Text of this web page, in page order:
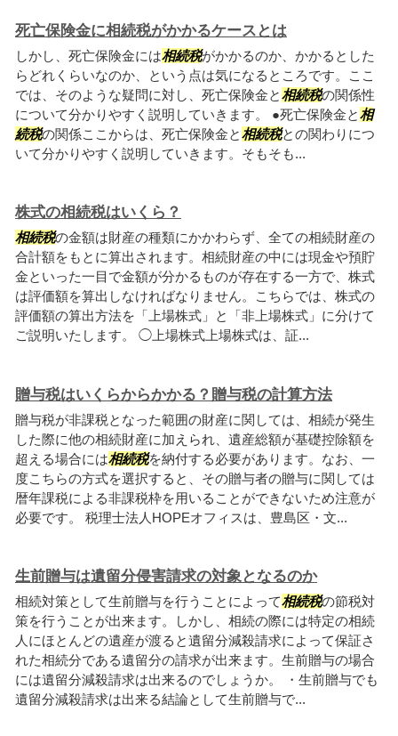
死亡保険金に相続税がかかるケースとは
しかし、死亡保険金には相続税がかかるのか、かかるとした
らどれくらいなのか、という点は気になるところです。ここ
では、そのような疑問に対し、死亡保険金と相続税の関係性
について分かりやすく説明していきます。 ●死亡保険金と相
続税の関係ここからは、死亡保険金と相続税との関わりにつ
いて分かりやすく説明していきます。そもそも...
株式の相続税はいくら？
相続税の金額は財産の種類にかかわらず、全ての相続財産の
合計額をもとに算出されます。相続財産の中には現金や預貯
金といった一目で金額が分かるものが存在する一方で、株式
は評価額を算出しなければなりません。こちらでは、株式の
評価額の算出方法を「上場株式」と「非上場株式」に分けて
ご説明いたします。 ◯上場株式上場株式は、証...
贈与税はいくらからかかる？贈与税の計算方法
贈与税が非課税となった範囲の財産に関しては、相続が発生
した際に他の相続財産に加えられ、遺産総額が基礎控除額を
超える場合には相続税を納付する必要があります。なお、一
度こちらの方式を選択すると、その贈与者の贈与に関しては
暦年課税による非課税枠を用いることができないため注意が
必要です。 税理士法人HOPEオフィスは、豊島区・文...
生前贈与は遺留分侵害請求の対象となるのか
相続対策として生前贈与を行うことによって相続税の節税対
策を行うことが出来ます。しかし、相続の際には特定の相続
人にほとんどの遺産が渡ると遺留分減殺請求によって保証さ
れた相続分である遺留分の請求が出来ます。生前贈与の場合
には遺留分減殺請求は出来るのでしょうか。 ・生前贈与でも
遺留分減殺請求は出来る結論として生前贈与で...